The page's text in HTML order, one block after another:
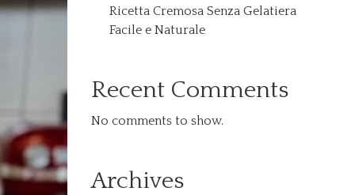
Ricetta Cremosa Senza Gelatiera
Facile e Naturale
Recent Comments
No comments to show.
Archives